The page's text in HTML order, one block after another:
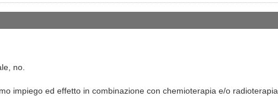
no.
impiego ed effetto in combinazione con chemioterapia e/o radioterapia.